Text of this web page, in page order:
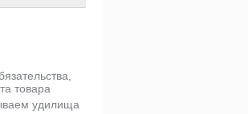
товара
удилища